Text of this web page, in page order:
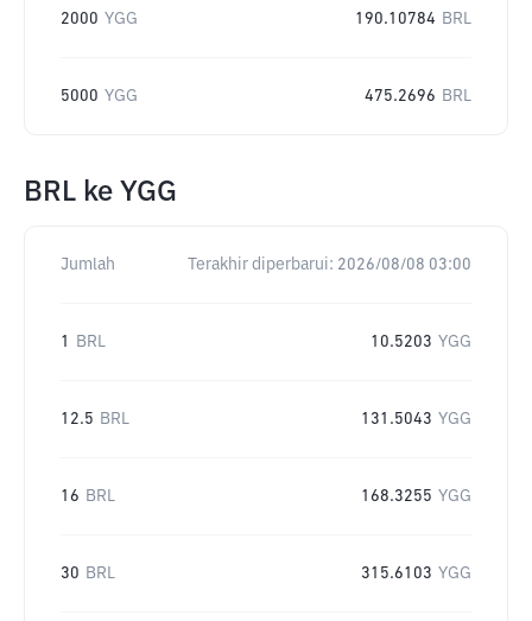
2000 YGG 190.10784 BRL
5000 YGG 475.2696 BRL
BRL ke YGG
Jumlah Terakhir diperbarui: 2026/08/08 03:00
1 BRL 10.5203 YGG
12.5 BRL 131.5043 YGG
16 BRL 168.3255 YGG
30 BRL 315.6103 YGG